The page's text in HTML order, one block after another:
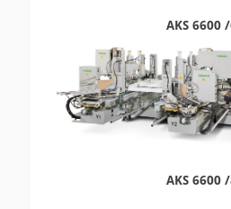
AKS 6600
AKS 6600